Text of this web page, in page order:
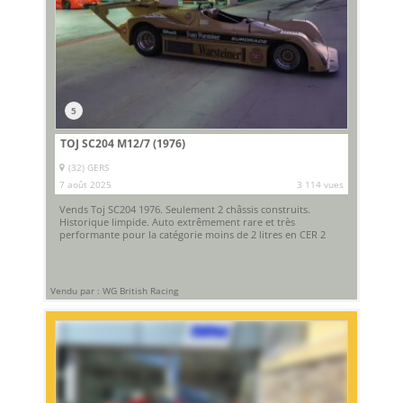
5
TOJ SC204 M12/7 (1976)
(32) GERS
7 août 2025
3 114 vues
Vends Toj SC204 1976. Seulement 2 châssis construits.
Historique limpide. Auto extrêmement rare et très
performante pour la catégorie moins de 2 litres en CER 2
Vendu par : WG British Racing